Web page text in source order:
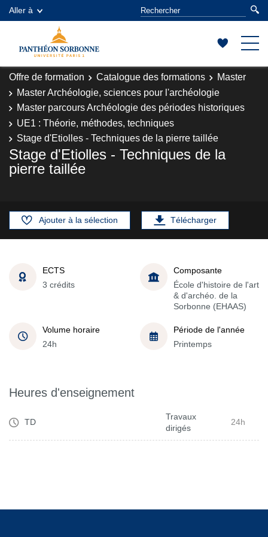
Aller à
Offre de formation Catalogue des formations
Master
Master Archéologie, sciences pour l'archéologie
Master parcours Archéologie des périodes historiques
UE1 : Théorie, méthodes, techniques
Stage d'Etiolles - Techniques de la pierre taillée
Stage d'Etiolles - Techniques de la
pierre taillée
Ajouter à la sélection Télécharger
ECTS
3 crédits
Composante
École d'histoire de l'art
& d'archéo. de la
Sorbonne (EHAAS)
Volume horaire
24h
Période de l'année
Printemps
Heures d'enseignement
TD
Travaux
dirigés
24h